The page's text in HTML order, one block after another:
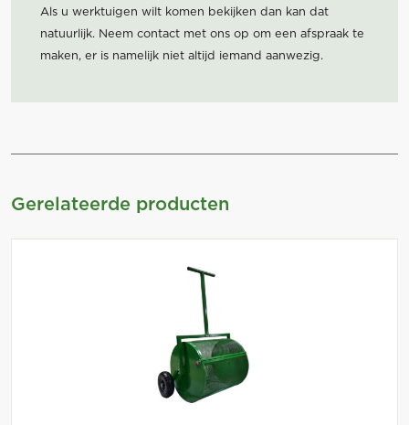
Als u werktuigen wilt komen bekijken dan kan dat
natuurlijk. Neem contact met ons op om een afspraak te
maken, er is namelijk niet altijd iemand aanwezig.
Gerelateerde producten